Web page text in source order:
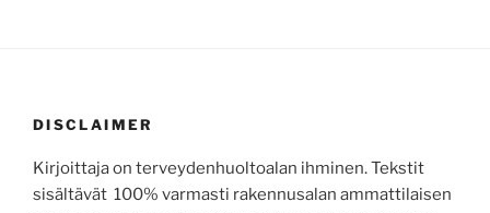
DISCLAIMER
Kirjoittaja on terveydenhuoltoalan ihminen. Tekstit
sisältävät 100% varmasti rakennusalan ammattilaisen